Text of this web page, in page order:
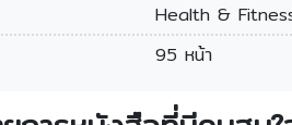
Health &
95 หน้า